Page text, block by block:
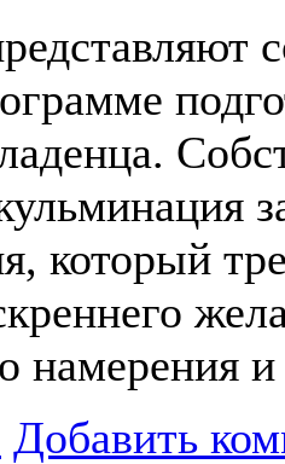
который
намерения и
Добавить